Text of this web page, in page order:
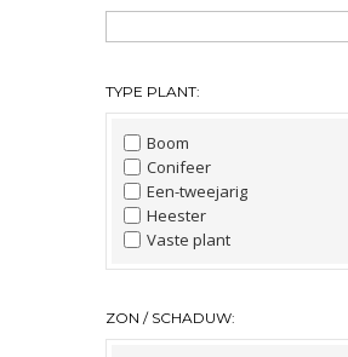
TYPE PLANT:
Boom
Conifeer
Een-tweejarig
Heester
Vaste plant
ZON / SCHADUW: